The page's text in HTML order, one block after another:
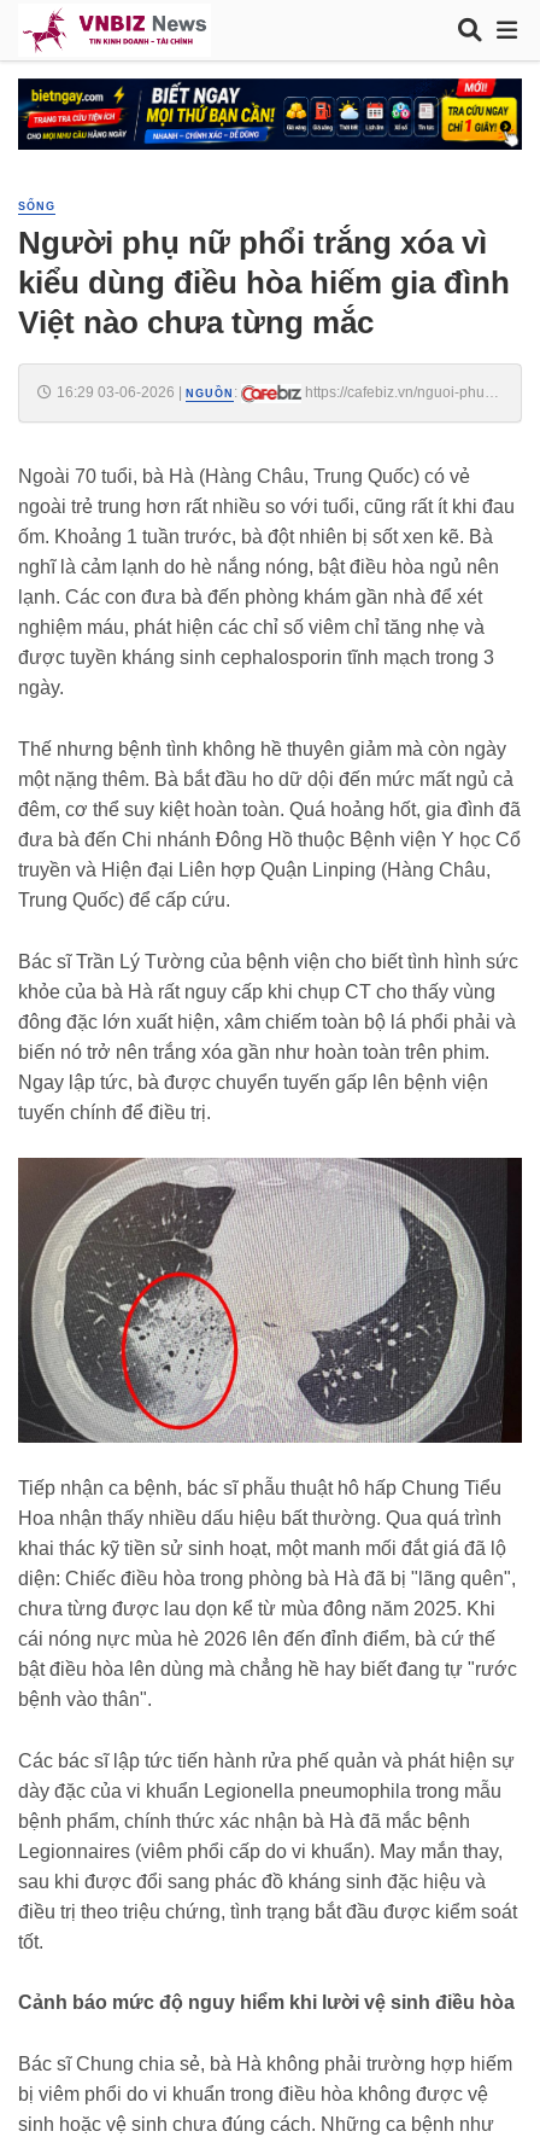
SỐNG
Người phụ nữ phổi trắng xóa vì
kiểu dùng điều hòa hiếm gia đình
Việt nào chưa từng mắc
16:29 03-06-2026 NGUỒN :
https://cafebiz.vn/nguoi-phu-
Ngoài 70 tuổi, bà Hà (Hàng Châu, Trung Quốc) có vẻ
ngoài trẻ trung hơn rất nhiều so với tuổi, cũng rất ít khi đau
ốm. Khoảng 1 tuần trước, bà đột nhiên bị sốt xen kẽ. Bà
nghĩ là cảm lạnh do hè nắng nóng, bật điều hòa ngủ nên
lạnh. Các con đưa bà đến phòng khám gần nhà để xét
nghiệm máu, phát hiện các chỉ số viêm chỉ tăng nhẹ và
được tuyền kháng sinh cephalosporin tĩnh mạch trong 3
ngày.
Thế nhưng bệnh tình không hề thuyên giảm mà còn ngày
một nặng thêm. Bà bắt đầu ho dữ dội đến mức mất ngủ cả
đêm, cơ thể suy kiệt hoàn toàn. Quá hoảng hốt, gia đình đã
đưa bà đến Chi nhánh Đông Hồ thuộc Bệnh viện Y học Cổ
truyền và Hiện đại Liên hợp Quận Linping (Hàng Châu,
Trung Quốc) để cấp cứu.
Bác sĩ Trần Lý Tường của bệnh viện cho biết tình hình sức
khỏe của bà Hà rất nguy cấp khi chụp CT cho thấy vùng
đông đặc lớn xuất hiện, xâm chiếm toàn bộ lá phổi phải và
biến nó trở nên trắng xóa gần như hoàn toàn trên phim.
Ngay lập tức, bà được chuyển tuyến gấp lên bệnh viện
tuyến chính để điều trị.
Tiếp nhận ca bệnh, bác sĩ phẫu thuật hô hấp Chung Tiểu
Hoa nhận thấy nhiều dấu hiệu bất thường. Qua quá trình
khai thác kỹ tiền sử sinh hoạt, một manh mối đắt giá đã lộ
diện: Chiếc điều hòa trong phòng bà Hà đã bị "lãng quên",
chưa từng được lau dọn kể từ mùa đông năm 2025. Khi
cái nóng nực mùa hè 2026 lên đến đỉnh điểm, bà cứ thế
bật điều hòa lên dùng mà chẳng hề hay biết đang tự "rước
bệnh vào thân".
Các bác sĩ lập tức tiến hành rửa phế quản và phát hiện sự
dày đặc của vi khuẩn Legionella pneumophila trong mẫu
bệnh phẩm, chính thức xác nhận bà Hà đã mắc bệnh
Legionnaires (viêm phổi cấp do vi khuẩn). May mắn thay,
sau khi được đổi sang phác đồ kháng sinh đặc hiệu và
điều trị theo triệu chứng, tình trạng bắt đầu được kiểm soát
tốt.
Cảnh báo mức độ nguy hiểm khi lười vệ sinh điều hòa
Bác sĩ Chung chia sẻ, bà Hà không phải trường hợp hiếm
bị viêm phổi do vi khuẩn trong điều hòa không được vệ
sinh hoặc vệ sinh chưa đúng cách. Những ca bệnh như